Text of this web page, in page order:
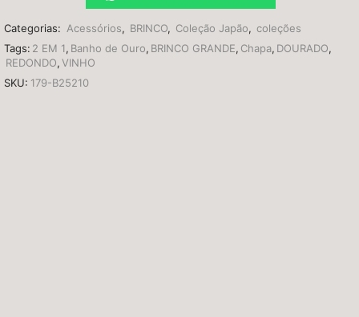
Categorias: Acessórios, BRINCO, Coleção Japão, coleções
Tags: 2 EM 1, Banho de Ouro, BRINCO GRANDE, Chapa, DOURADO,
REDONDO,VINHO
SKU: 179-B25210